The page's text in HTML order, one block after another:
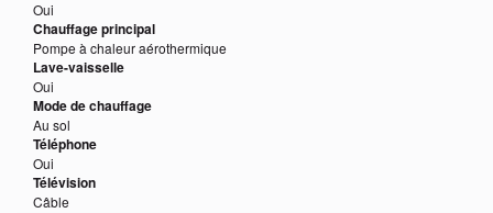
Oui
Chauffage principal
Pompe à chaleur aérothermique
Lave-vaisselle
Oui
Mode de chauffage
Au sol
Téléphone
Oui
Télévision
Câble